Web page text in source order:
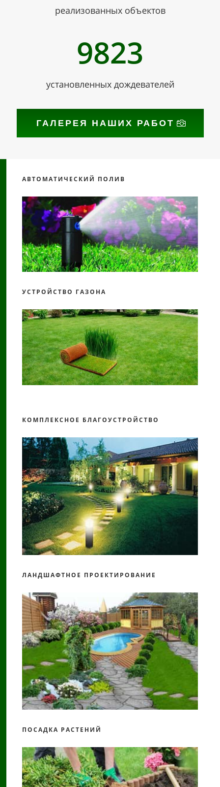
реализованных объектов
9823
установленных дождевателей
ГАЛЕРЕЯ НАШИХ РАБОТ
АВТОМАТИЧЕСКИЙ ПОЛИВ
УСТРОЙСТВО ГАЗОНА
КОМПЛЕКСНОЕ БЛАГОУСТРОЙСТВО
ЛАНДШАФТНОЕ ПРОЕКТИРОВАНИЕ
ПОСАДКА РАСТЕНИЙ